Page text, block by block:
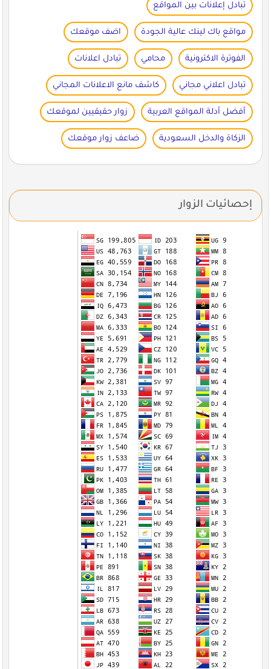
تبادل إعلانات بين المواقع
مواقع باك لينك عالية الجودة اضف موقعك
الفوترة الاكترونية محامي تبادل اعلانات
تبادل اعلاني مجاني كاشف مانع الاعلانات المجاني
أفضل أدلة المواقع العربية زوار حقيقيين لموقعك
الزكاة والدخل السعودية ضاعف زوار موقعك
إحصائيات الزوار